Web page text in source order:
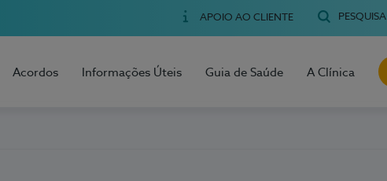
APOIO AO CLIENTE PESQUISA
Acordos Informações Úteis Guia de Saúde A Clínica